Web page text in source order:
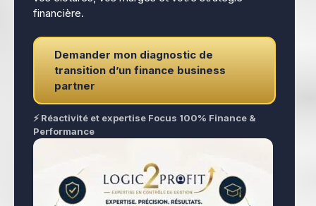
financière.
Demander mon diagnostic de
transition d’un finance business
partner
⚡ Réactivité et expertise Focus 100% Finance &
Performance